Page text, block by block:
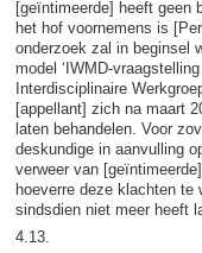
[geïntimeerde] heeft geen
het hof voornemens is
onderzoek zal in beginsel
model ‘IWMD-
Interdisciplinaire
[appellant] zich na maart
laten behandelen. Voor
deskundige in aanvulling
verweer van
hoeverre deze klachten
sindsdien niet meer heeft
4.13.